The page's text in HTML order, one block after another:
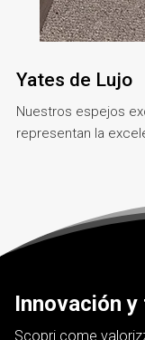
Yates de Lujo
Nuestros espejos
representan la
Innovación
Scopri come